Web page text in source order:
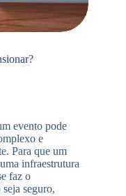
evento pode
e
Para que um
infraestrutura
faz o
seguro,